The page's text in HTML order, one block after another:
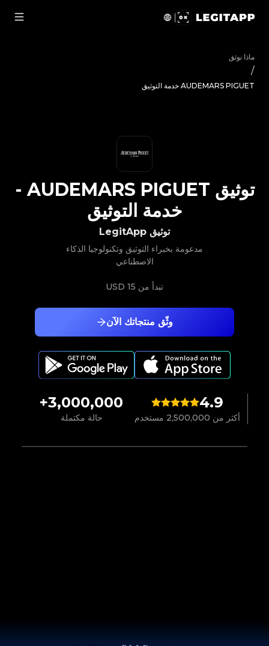
ماذا نوثق
/
AUDEMARS PIGUET خدمة التوثيق
4.9
أكثر من 2,500,000 مستخدم
3,000,000+
حالة مكتملة
وثّق منتجاتك الآن
توثيق LegitApp
مدعومة بخبراء التوثيق وتكنولوجيا الذكاء
الاصطناعي
تبدأ من 15 USD
توثيق AUDEMARS PIGUET
-
خدمة التوثيق